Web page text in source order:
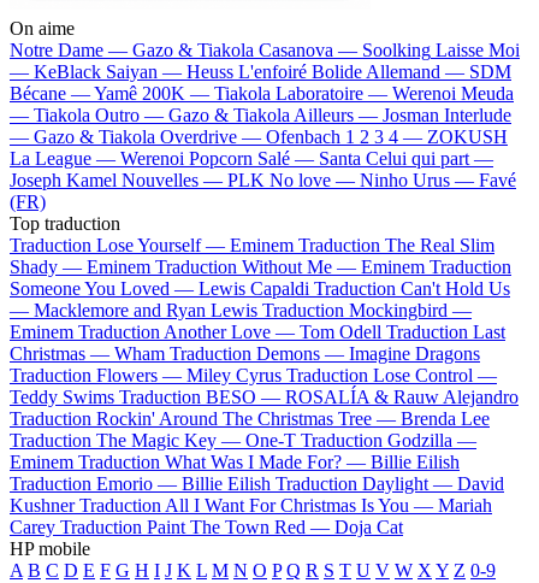
On aime
Notre Dame — Gazo & Tiakola Casanova — Soolking Laisse Moi
— KeBlack Saiyan — Heuss L'enfoiré Bolide Allemand — SDM
Bécane —Yamê 200K — Tiakola Laboratoire — Werenoi Meuda
— Tiakola Outro — Gazo & Tiakola Ailleurs — Josman Interlude
— Gazo & Tiakola Overdrive — Ofenbach 1 2 3 4 — ZOKUSH
La League — Werenoi Popcorn Salé — Santa Celui qui part —
Joseph Kamel Nouvelles — PLK No love — Ninho Urus — Favé
(FR)
Top traduction
Traduction Lose Yourself — Eminem Traduction The Real Slim
Shady — Eminem Traduction Without Me — Eminem Traduction
Someone You Loved — Lewis Capaldi Traduction Can't Hold Us
— Macklemore and Ryan Lewis Traduction Mockingbird —
Eminem Traduction Another Love — Tom Odell Traduction Last
Christmas — Wham Traduction Demons — Imagine Dragons
Traduction Flowers — Miley Cyrus Traduction Lose Control —
Teddy Swims Traduction BESO — ROSALÍA & Rauw Alejandro
Traduction Rockin' Around The Christmas Tree — Brenda Lee
Traduction The Magic Key — One-T Traduction Godzilla —
Eminem Traduction What Was I Made For? — Billie Eilish
Traduction Emorio — Billie Eilish Traduction Daylight — David
Kushner Traduction All I Want For Christmas Is You — Mariah
Carey Traduction Paint The Town Red — Doja Cat
HP mobile
A B C D E F G H I J K L M N O P Q R S T U V W X Y Z 0-9